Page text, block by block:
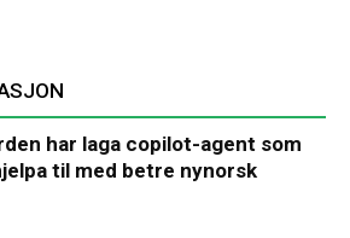
har laga copilot-agent som
til med betre nynorsk